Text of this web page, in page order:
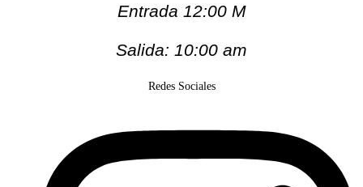
Entrada 12:00 M
Salida: 10:00 am
Redes Sociales